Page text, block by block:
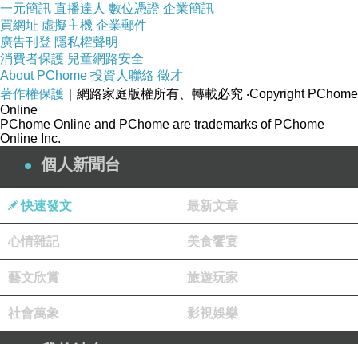
一元簡訊 直播達人 數位憑證 企業簡訊
買網址 虛擬主機 企業郵件
廣告刊登 隱私權聲明
消費者保護 兒童網路安全
About PChome 投資人聯絡 徵才
著作權保護 ｜網路家庭版權所有、轉載必究 ‧Copyright PChome
Online
PChome Online and PChome are trademarks of PChome
Online Inc.
個人新聞台
快速發文 最新文章
心情雜記 美食饗宴
藝文欣賞 旅遊玩家
社會萬象 影視娛樂